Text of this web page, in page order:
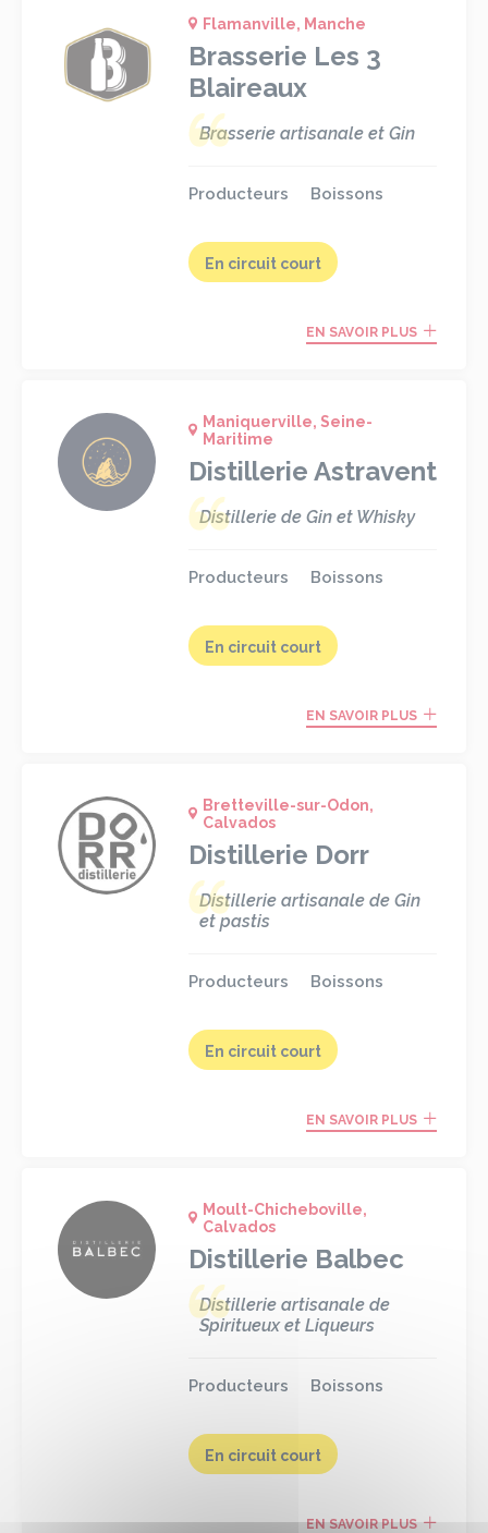
Flamanville, Manche
Brasserie Les 3
Blaireaux
Brasserie artisanale et Gin
Producteurs Boissons
En circuit court
EN SAVOIR PLUS
Maniquerville, Seine-
Maritime
Distillerie Astravent
Distillerie de Gin et Whisky
Producteurs Boissons
En circuit court
EN SAVOIR PLUS
Bretteville-sur-Odon,
Calvados
Distillerie Dorr
Distillerie artisanale de Gin
et pastis
Producteurs Boissons
En circuit court
EN SAVOIR PLUS
Moult-Chicheboville,
Calvados
Distillerie Balbec
Distillerie artisanale de
Spiritueux et Liqueurs
Producteurs Boissons
En circuit court
EN SAVOIR PLUS